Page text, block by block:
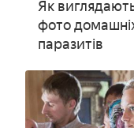
Як виглядають
фото
паразитів